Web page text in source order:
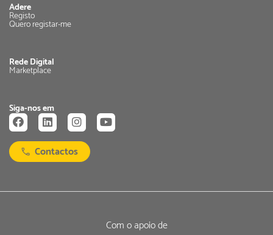
Adere
Registo
Quero registar-me
Rede Digital
Marketplace
Siga-nos em
Contactos
Com o apoio de